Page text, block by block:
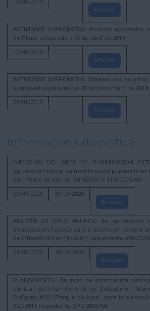
16/05/2019
Amosar
ACTIVIDADE CORPORATIVA. Acordos
do Pleno celebrada o 29 de abril de 2019
16/05/2019
Amosar
ACTIVIDADE CORPORATIVA. Extracto dos
sesión extraordinaria de 21 de decembro de 2018.
05/01/2019
Amosar
Información urbanística
DIRECCIÓN DEL ÁREA DE PLANIFICACIÓN
aprobación inicial da modificación puntual núm
San Pedro de Visma, EXPEDIENTE DPE/2025/83
29/07/2026
31/08/2026
Amosar
XESTIÓN DO SOLO. ANUNCIO de
expropiación forzosa para a obtención de solo
de infraestruturas (Nostián). (expediente 620/
08/07/2026
10/08/2026
Amosar
PLANEAMENTO . Anuncio de información
puntual del Plan General de Ordenación
Polígono M22 "Parque do Agra", para la
620/2015 (expediente DPE/2025/56)